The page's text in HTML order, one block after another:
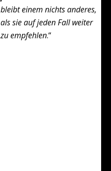
bleibt einem nichts anderes,
als sie auf jeden Fall weiter
zu empfehlen.“